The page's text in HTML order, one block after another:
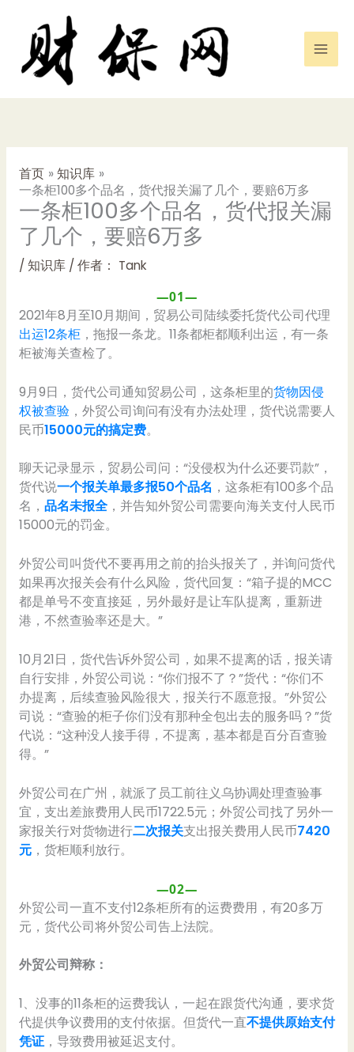
首页
知识库
一条柜100多个品名，货代报关漏了几个，要赔6万多
一条柜100多个品名，货代报关漏
了几个，要赔6万多
/ 知识库/ 作者： Tank
—01—
2021年8月至10月期间，贸易公司陆续委托货代公司代理
出运12条柜，拖报一条龙。11条都柜都顺利出运，有一条
柜被海关查检了。
9月9日，货代公司通知贸易公司，这条柜里的货物因侵
权被查验，外贸公司询问有没有办法处理，货代说需要人
民币15000元的搞定费。
聊天记录显示，贸易公司问：“没侵权为什么还要罚款”，
货代说一个报关单最多报50个品名 ，这条柜有100多个品
名， 品名未报全，并告知外贸公司需要向海关支付人民币
15000元的罚金。
外贸公司叫货代不要再用之前的抬头报关了，并询问货代
如果再次报关会有什么风险，货代回复：“箱子提的MCC
都是单号不变直接延，另外最好是让车队提离，重新进
港，不然查验率还是大。”
10月21日，货代告诉外贸公司，如果不提离的话，报关请
自行安排，外贸公司说：“你们报不了？”货代：“你们不
办提离，后续查验风险很大，报关行不愿意报。”外贸公
司说：“查验的柜子你们没有那种全包出去的服务吗？”货
代说：“这种没人接手得，不提离，基本都是百分百查验
得。”
外贸公司在广州，就派了员工前往义乌协调处理查验事
宜，支出差旅费用人民币1722.5元；外贸公司找了另外一
家报关行对货物进行二次报关支出报关费用人民币7420
元，货柜顺利放行。
—02—
外贸公司一直不支付12条柜所有的运费费用，有20多万
元，货代公司将外贸公司告上法院。
外贸公司辩称：
1、没事的11条柜的运费我认，一起在跟货代沟通，要求货
代提供争议费用的支付依据。但货代一直不提供原始支付
凭证，导致费用被延迟支付。